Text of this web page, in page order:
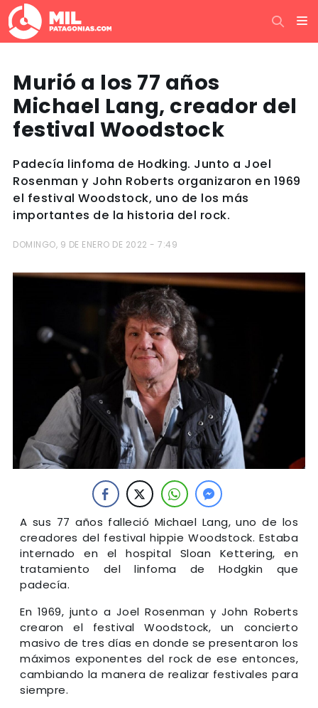
Murió a los 77 años
Michael Lang, creador del
festival Woodstock
Padecía linfoma de Hodking. Junto a Joel
Rosenman y John Roberts organizaron en 1969
el festival Woodstock, uno de los más
importantes de la historia del rock.
DOMINGO, 9 DE ENERO DE 2022 - 7:49
A sus 77 años falleció Michael Lang, uno de los
creadores del festival hippie Woodstock. Estaba
internado en el hospital Sloan Kettering, en
tratamiento del linfoma de Hodgkin que
padecía.
En 1969, junto a Joel Rosenman y John Roberts
crearon el festival Woodstock, un concierto
masivo de tres días en donde se presentaron los
máximos exponentes del rock de ese entonces,
cambiando la manera de realizar festivales para
siempre.